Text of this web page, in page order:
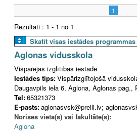
1
Rezultāti : 1 - 1 no 1
Skatīt visas iestādes programmas
Aglonas vidusskola
Vispārējās izglītības iestāde
Iestādes tips:Vispārizglītojošā
Daugavpils iela 6, Aglona, Aglonas pag.,
Tel:65321373
E-pasts:aglonasvsk@preili.lv;
Norises vieta(s) vai fakultāte(s):
Aglona